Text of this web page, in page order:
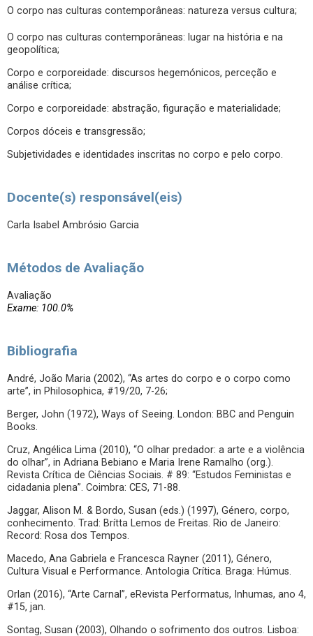
O corpo nas culturas contemporâneas: natureza versus cultura;
O corpo nas culturas contemporâneas: lugar na história e na
geopolítica;
Corpo e corporeidade: discursos hegemónicos, perceção e
análise crítica;
Corpo e corporeidade: abstração, figuração e materialidade;
Corpos dóceis e transgressão;
Subjetividades e identidades inscritas no corpo e pelo corpo.
Docente(s) responsável(eis)
Carla Isabel Ambrósio Garcia
Métodos de Avaliação
Avaliação
Exame: 100.0%
Bibliografia
André, João Maria (2002), “As artes do corpo e o corpo como
arte”, in Philosophica, #19/20, 7-26;
Berger, John (1972), Ways of Seeing. London: BBC and Penguin
Books.
Cruz, Angélica Lima (2010), “O olhar predador: a arte e a violência
do olhar”, in Adriana Bebiano e Maria Irene Ramalho (org.).
Revista Crítica de Ciências Sociais. # 89: “Estudos Feministas e
cidadania plena”. Coimbra: CES, 71-88.
Jaggar, Alison M. & Bordo, Susan (eds.) (1997), Género, corpo,
conhecimento. Trad: Brítta Lemos de Freitas. Rio de Janeiro:
Record: Rosa dos Tempos.
Macedo, Ana Gabriela e Francesca Rayner (2011), Género,
Cultura Visual e Performance. Antologia Crítica. Braga: Húmus.
Orlan (2016), “Arte Carnal”, eRevista Performatus, Inhumas, ano 4,
#15, jan.
Sontag, Susan (2003), Olhando o sofrimento dos outros. Lisboa: